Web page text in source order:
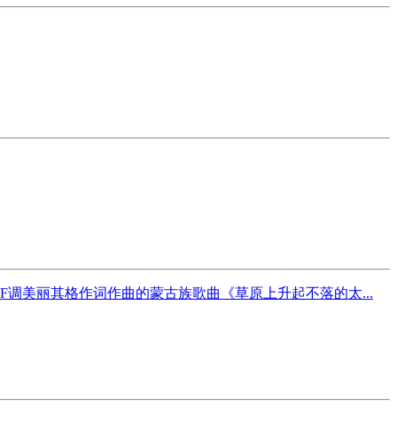
美丽其格作词作曲的蒙古族歌曲《草原上升起不落的太...